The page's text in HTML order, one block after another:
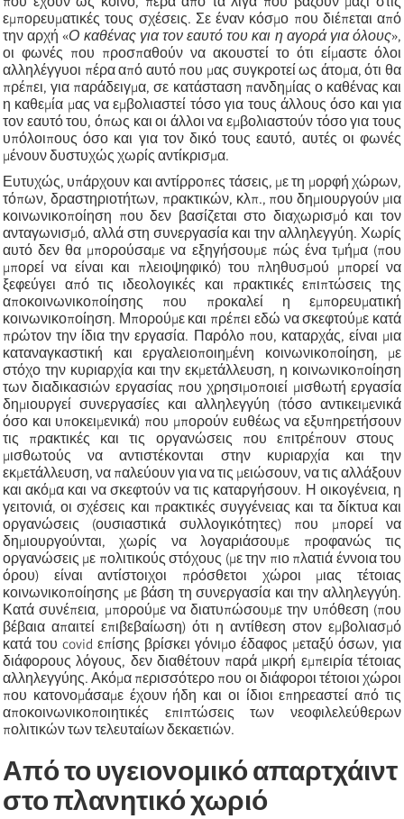
εμπορευματικές τους σχέσεις. Σε έναν κόσμο που διέπεται από
την αρχή«Ο καθένας για τον εαυτό του και η αγορά για όλους»,
οι φωνές που προσπαθούν να ακουστεί το ότι είμαστε όλοι
αλληλέγγυοι πέρα από αυτό που μας συγκροτεί ως άτομα, ότι θα
πρέπει, για παράδειγμα, σε κατάσταση πανδημίας ο καθένας και
η καθεμία μας να εμβολιαστεί τόσο για τους άλλους όσο και για
τον εαυτό του, όπως και οι άλλοι να εμβολιαστούν τόσο για τους
υπόλοιπους όσο και για τον δικό τους εαυτό, αυτές οι φωνές
μένουν δυστυχώς χωρίς αντίκρισμα.
Ευτυχώς, υπάρχουν και αντίρροπες τάσεις, με τη μορφή χώρων,
τόπων, δραστηριοτήτων, πρακτικών, κλπ., που δημιουργούν μια
κοινωνικοποίηση που δεν βασίζεται στο διαχωρισμό και τον
ανταγωνισμό, αλλά στη συνεργασία και την αλληλεγγύη. Χωρίς
αυτό δεν θα μπορούσαμε να εξηγήσουμε πώς ένα τμήμα (που
μπορεί να είναι και πλειοψηφικό) του πληθυσμού μπορεί να
ξεφεύγει από τις ιδεολογικές και πρακτικές επιπτώσεις της
αποκοινωνικοποίησης που προκαλεί η εμπορευματική
κοινωνικοποίηση. Μπορούμε και πρέπει εδώ να σκεφτούμε κατά
πρώτον την ίδια την εργασία. Παρόλο που, καταρχάς, είναι μια
καταναγκαστική και εργαλειοποιημένη κοινωνικοποίηση, με
στόχο την κυριαρχία και την εκμετάλλευση, η κοινωνικοποίηση
των διαδικασιών εργασίας που χρησιμοποιεί μισθωτή εργασία
δημιουργεί συνεργασίες και αλληλεγγύη (τόσο αντικειμενικά
όσο και υποκειμενικά) που μπορούν ευθέως να εξυπηρετήσουν
τις πρακτικές και τις οργανώσεις που επιτρέπουν στους
μισθωτούς να αντιστέκονται στην κυριαρχία και την
εκμετάλλευση, να παλεύουν για να τις μειώσουν, να τις αλλάξουν
και ακόμα και να σκεφτούν να τις καταργήσουν. Η οικογένεια, η
γειτονιά, οι σχέσεις και πρακτικές συγγένειας και τα δίκτυα και
οργανώσεις (ουσιαστικά συλλογικότητες) που μπορεί να
δημιουργούνται, χωρίς να λογαριάσουμε προφανώς τις
οργανώσεις με πολιτικούς στόχους (με την πιο πλατιά έννοια του
όρου) είναι αντίστοιχοι πρόσθετοι χώροι μιας τέτοιας
κοινωνικοποίησης με βάση τη συνεργασία και την αλληλεγγύη.
Κατά συνέπεια, μπορούμε να διατυπώσουμε την υπόθεση (που
βέβαια απαιτεί επιβεβαίωση) ότι η αντίθεση στον εμβολιασμό
κατά του covid επίσης βρίσκει γόνιμο έδαφος μεταξύ όσων, για
διάφορους λόγους, δεν διαθέτουν παρά μικρή εμπειρία τέτοιας
αλληλεγγύης. Ακόμα περισσότερο που οι διάφοροι τέτοιοι χώροι
που κατονομάσαμε έχουν ήδη και οι ίδιοιεπηρεαστεί από τις
αποκοινωνικοποιητικές επιπτώσεις των νεοφιλελεύθερων
πολιτικών των τελευταίων δεκαετιών.
Από το υγειονομικό απαρτχάιντ
στο πλανητικό χωριό